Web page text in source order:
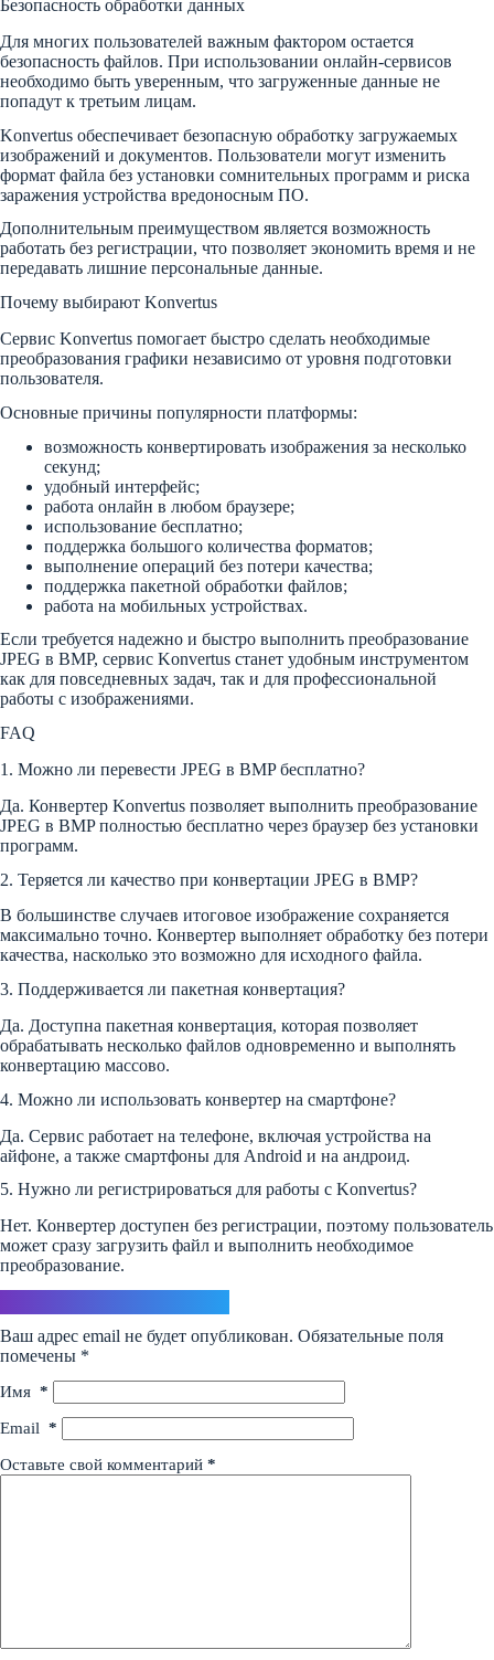
Безопасность обработки данных
Для многих пользователей важным фактором остается
безопасность файлов. При использовании онлайн-сервисов
необходимо быть уверенным, что загруженные данные не
попадут к третьим лицам.
Konvertus обеспечивает безопасную обработку загружаемых
изображений и документов. Пользователи могут изменить
формат файла без установки сомнительных программ и риска
заражения устройства вредоносным ПО.
Дополнительным преимуществом является возможность
работать без регистрации, что позволяет экономить время и не
передавать лишние персональные данные.
Почему выбирают Konvertus
Сервис Konvertus помогает быстро сделать необходимые
преобразования графики независимо от уровня подготовки
пользователя.
Основные причины популярности платформы:
возможность конвертировать изображения за несколько
секунд;
удобный интерфейс;
работа онлайн в любом браузере;
использование бесплатно;
поддержка большого количества форматов;
выполнение операций без потери качества;
поддержка пакетной обработки файлов;
работа на мобильных устройствах.
Если требуется надежно и быстро выполнить преобразование
JPEG в BMP, сервис Konvertus станет удобным инструментом
как для повседневных задач, так и для профессиональной
работы с изображениями.
FAQ
1. Можно ли перевести JPEG в BMP бесплатно?
Да. Конвертер Konvertus позволяет выполнить преобразование
JPEG в BMP полностью бесплатно через браузер без установки
программ.
2. Теряется ли качество при конвертации JPEG в BMP?
В большинстве случаев итоговое изображение сохраняется
максимально точно. Конвертер выполняет обработку без потери
качества, насколько это возможно для исходного файла.
3. Поддерживается ли пакетная конвертация?
Да. Доступна пакетная конвертация, которая позволяет
обрабатывать несколько файлов одновременно и выполнять
конвертацию массово.
4. Можно ли использовать конвертер на смартфоне?
Да. Сервис работает на телефоне, включая устройства на
айфоне, а также смартфоны для Android и на андроид.
5. Нужно ли регистрироваться для работы с Konvertus?
Нет. Конвертер доступен без регистрации, поэтому пользователь
может сразу загрузить файл и выполнить необходимое
преобразование.
Ваш адрес email не будет опубликован. Обязательные поля
помечены *
Имя *
Email *
Оставьте свой комментарий *